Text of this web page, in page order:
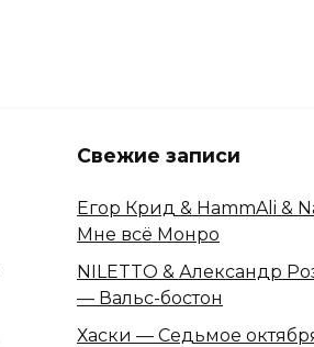
Свежие записи
Егор Крид & HammAli &
Мне всё Монро
NILETTO & Александр
— Вальс-бостон
Хаски — Седьмое